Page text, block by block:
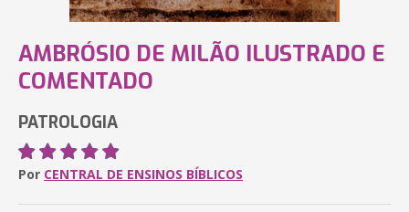
AMBRÓSIO DE MILÃO ILUSTRADO E
COMENTADO
PATROLOGIA
Por CENTRAL DE ENSINOS BÍBLICOS